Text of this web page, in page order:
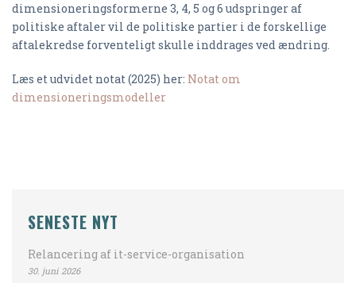
dimensioneringsformerne 3, 4, 5 og 6 udspringer af
politiske aftaler vil de politiske partier i de forskellige
aftalekredse forventeligt skulle inddrages ved ændring.
Læs et udvidet notat (2025) her: Notat om
dimensioneringsmodeller
SENESTE NYT
Relancering af it-service-organisation
30. juni 2026